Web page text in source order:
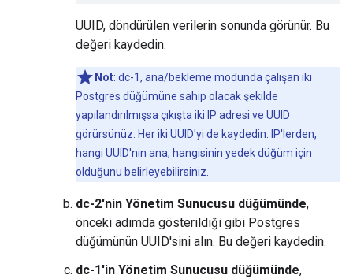
UUID, döndürülen verilerin sonunda görünür. Bu
değeri kaydedin.
Not: dc-1, ana/bekleme modunda çalışan iki
Postgres düğümüne sahip olacak şekilde
yapılandırılmışsa çıkışta iki IP adresi ve UUID
görürsünüz. Her iki UUID'yi de kaydedin. IP'lerden,
hangi UUID'nin ana, hangisinin yedek düğüm için
olduğunu belirleyebilirsiniz.
dc-2'nin Yönetim Sunucusu düğümünde,
önceki adımda gösterildiği gibi Postgres
düğümünün UUID'sini alın. Bu değeri kaydedin.
dc-1'in Yönetim Sunucusu düğümünde,